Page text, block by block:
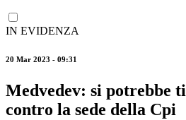
IN EVIDENZA
20 Mar 2023 - 09:31
Medvedev: si potrebbe
contro la sede della Cpi